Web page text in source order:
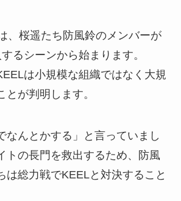
、桜遥たち防風鈴のメンバーが
るシーンから始まります。
は小規模な組織ではなく大規
が判明します。
なんとかする」と言っていまし
トの長門を救出するため、防風
は総力戦でKEELと対決すること